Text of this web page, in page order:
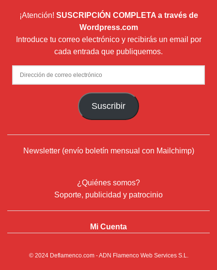
¡Atención! SUSCRIPCIÓN COMPLETA a través de
Wordpress.com
Introduce tu correo electrónico y recibirás un email por
cada entrada que publiquemos.
Dirección
de
Suscribir
Newsletter (envío boletín mensual con Mailchimp)
¿Quiénes somos?
Soporte, publicidad y patrocinio
Mi Cuenta
© 2024 Deflamenco.com- ADN Flamenco Web Services S.L.